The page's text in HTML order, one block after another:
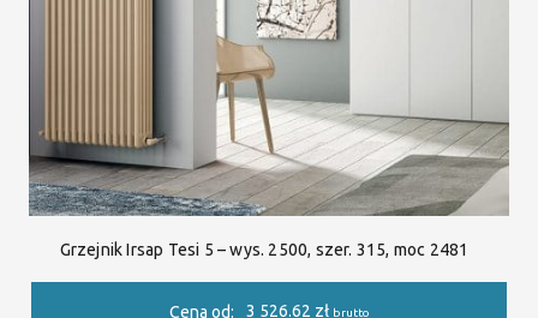
Grzejnik Irsap Tesi 5 – wys. 2500, szer. 315, moc 2481
Cena od: 3 526.62 zł brutto